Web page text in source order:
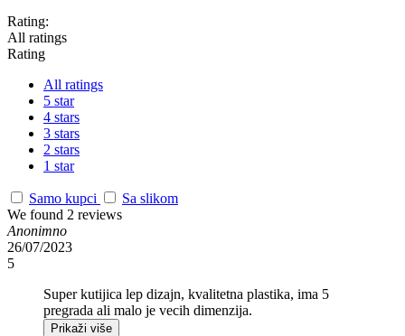
Rating:
All ratings
Rating
All ratings
5 star
4 stars
3 stars
2 stars
1 star
Samo kupci
Sa slikom
We found 2 reviews
Anonimno
26/07/2023
5
Super kutijica lep dizajn, kvalitetna plastika, ima 5
pregrada ali malo je vecih dimenzija.
Prikaži više